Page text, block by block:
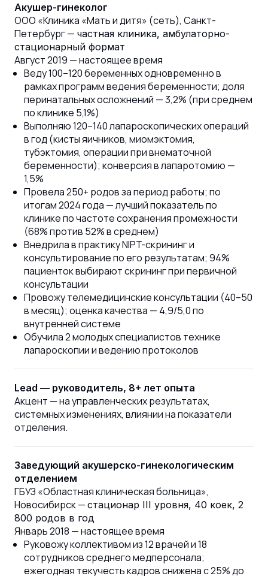
Акушер-гинеколог
ООО «Клиника «Мать и дитя» (сеть), Санкт-
Петербург — частная клиника, амбулаторно-
стационарный формат
Август 2019 — настоящее время
Веду 100–120 беременных одновременно в
рамках программ ведения беременности; доля
перинатальных осложнений — 3,2% (при среднем
по клинике 5,1%)
Выполняю 120–140 лапароскопических операций
в год (кисты яичников, миомэктомия,
тубэктомия, операции при внематочной
беременности); конверсия в лапаротомию —
1,5%
Провела 250+ родов за период работы; по
итогам 2024 года — лучший показатель по
клинике по частоте сохранения промежности
(68% против 52% в среднем)
Внедрила в практику NIPT-скрининг и
консультирование по его результатам; 94%
пациенток выбирают скрининг при первичной
консультации
Провожу телемедицинские консультации (40–50
в месяц); оценка качества — 4,9/5,0 по
внутренней системе
Обучила 2 молодых специалистов технике
лапароскопии и ведению протоколов
Lead — руководитель, 8+ лет опыта
Акцент — на управленческих результатах,
системных изменениях, влиянии на показатели
отделения.
Заведующий акушерско-гинекологическим
отделением
ГБУЗ «Областная клиническая больница»,
Новосибирск — стационар III уровня, 40 коек, 2
800 родов в год
Январь 2018 — настоящее время
Руковожу коллективом из 12 врачей и 18
сотрудников среднего медперсонала;
ежегодная текучесть кадров снижена с 25% до